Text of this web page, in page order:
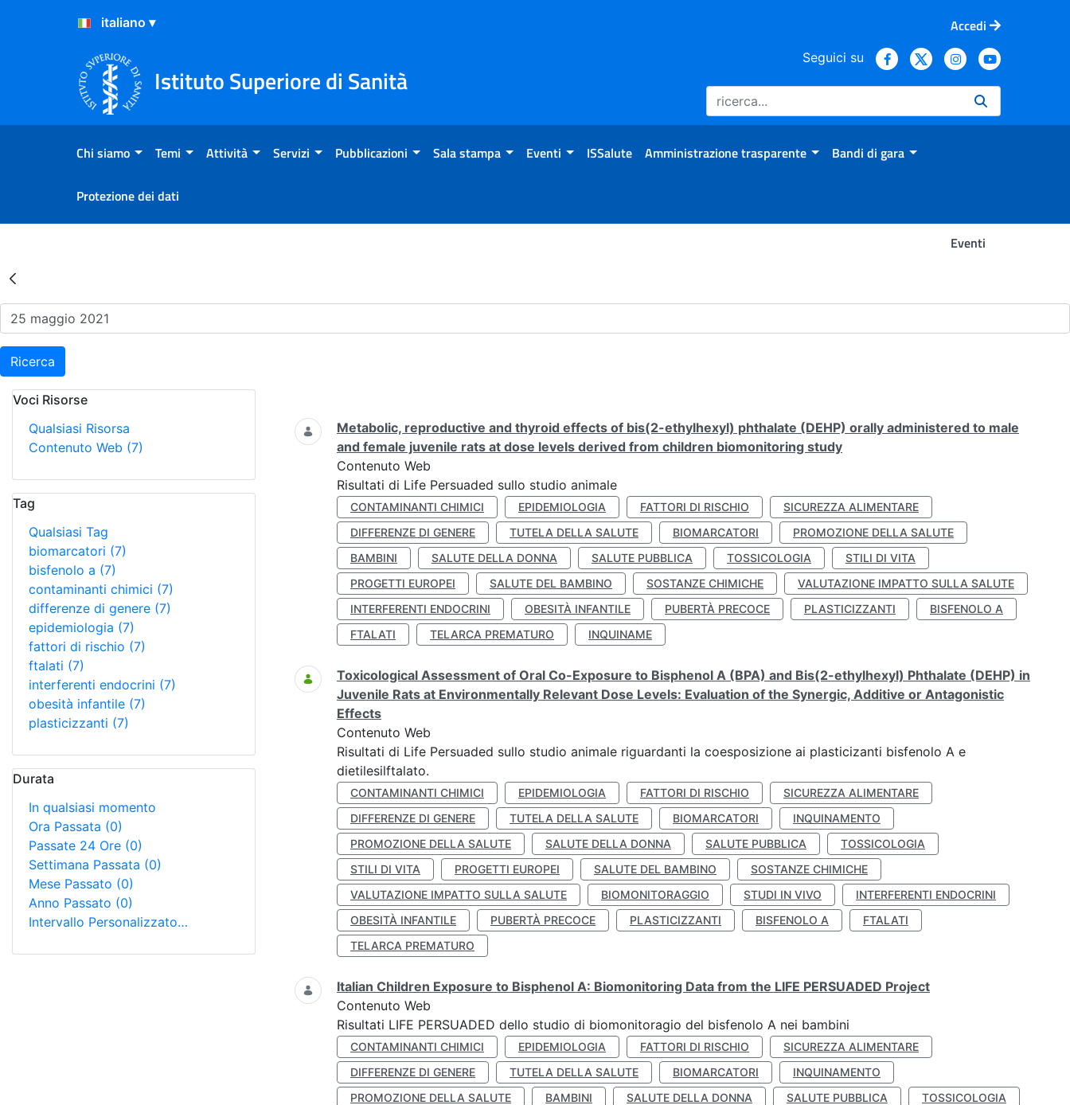
Salta al Contenuto
Salta al Footer
Accedi
Istituto Superiore di Sanità
Seguici su
Chi siamo Temi Attività Servizi Pubblicazioni Sala stampa Eventi ISSalute Amministrazione trasparente Bandi di gara
Protezione dei dati
Eventi
Risultati della Ricerca - Eventi
Ricerca
Voci Risorse
Qualsiasi Risorsa
Contenuto Web (7)
Tag
Qualsiasi Tag
biomarcatori (7)
bisfenolo a (7)
contaminanti chimici (7)
differenze di genere (7)
epidemiologia (7)
fattori di rischio (7)
ftalati (7)
interferenti endocrini (7)
obesità infantile (7)
plasticizzanti (7)
Durata
In qualsiasi momento
Ora Passata (0)
Passate 24 Ore (0)
Settimana Passata (0)
Mese Passato (0)
Anno Passato (0)
Intervallo Personalizzato…
Ricerca
Metabolic, reproductive and thyroid effects of bis(2-ethylhexyl) phthalate (DEHP) orally administered to male
and female juvenile rats at dose levels derived from children biomonitoring study
Contenuto Web
Risultati di Life Persuaded sullo studio animale
CONTAMINANTI CHIMICI EPIDEMIOLOGIA FATTORI DI RISCHIO
SICUREZZA ALIMENTARE
DIFFERENZE DI GENERE
TUTELA DELLA SALUTE BIOMARCATORI
PROMOZIONE DELLA SALUTE
BAMBINI
SALUTE DELLA DONNA SALUTE PUBBLICA TOSSICOLOGIA
STILI DI VITA
PROGETTI EUROPEI
SALUTE DEL BAMBINO SOSTANZE CHIMICHE
VALUTAZIONE IMPATTO SULLA SALUTE
INTERFERENTI ENDOCRINI
OBESITÀ INFANTILE PUBERTÀ PRECOCE PLASTICIZZANTI
BISFENOLO A
FTALATI
TELARCA PREMATURO INQUINAME
Toxicological Assessment of Oral Co-Exposure to Bisphenol A (BPA) and Bis(2-ethylhexyl) Phthalate (DEHP) in
Juvenile Rats at Environmentally Relevant Dose Levels: Evaluation of the Synergic, Additive or Antagonistic
Effects
Contenuto Web
Risultati di Life Persuaded sullo studio animale riguardanti la coesposizione ai plasticizanti bisfenolo A e
dietilesilftalato.
CONTAMINANTI CHIMICI EPIDEMIOLOGIA FATTORI DI RISCHIO
SICUREZZA ALIMENTARE
DIFFERENZE DI GENERE
TUTELA DELLA SALUTE BIOMARCATORI
INQUINAMENTO
PROMOZIONE DELLA SALUTE
SALUTE DELLA DONNA SALUTE PUBBLICA
TOSSICOLOGIA
STILI DI VITA
PROGETTI EUROPEI SALUTE DEL BAMBINO
SOSTANZE CHIMICHE
VALUTAZIONE IMPATTO SULLA SALUTE
BIOMONITORAGGIO STUDI IN VIVO
INTERFERENTI ENDOCRINI
OBESITÀ INFANTILE
PUBERTÀ PRECOCE PLASTICIZZANTI BISFENOLO A
FTALATI
TELARCA PREMATURO
Italian Children Exposure to Bisphenol A: Biomonitoring Data from the LIFE PERSUADED Project
Contenuto Web
Risultati LIFE PERSUADED dello studio di biomonitoragio del bisfenolo A nei bambini
CONTAMINANTI CHIMICI EPIDEMIOLOGIA FATTORI DI RISCHIO
SICUREZZA ALIMENTARE
DIFFERENZE DI GENERE
TUTELA DELLA SALUTE BIOMARCATORI
INQUINAMENTO
PROMOZIONE DELLA SALUTE
BAMBINI SALUTE DELLA DONNA SALUTE PUBBLICA
TOSSICOLOGIA